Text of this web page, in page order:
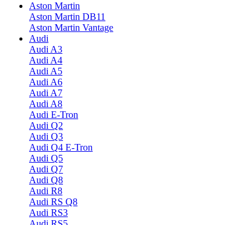
Aston Martin
Aston Martin DB11
Aston Martin Vantage
Audi
Audi A3
Audi A4
Audi A5
Audi A6
Audi A7
Audi A8
Audi E-Tron
Audi Q2
Audi Q3
Audi Q4 E-Tron
Audi Q5
Audi Q7
Audi Q8
Audi R8
Audi RS Q8
Audi RS3